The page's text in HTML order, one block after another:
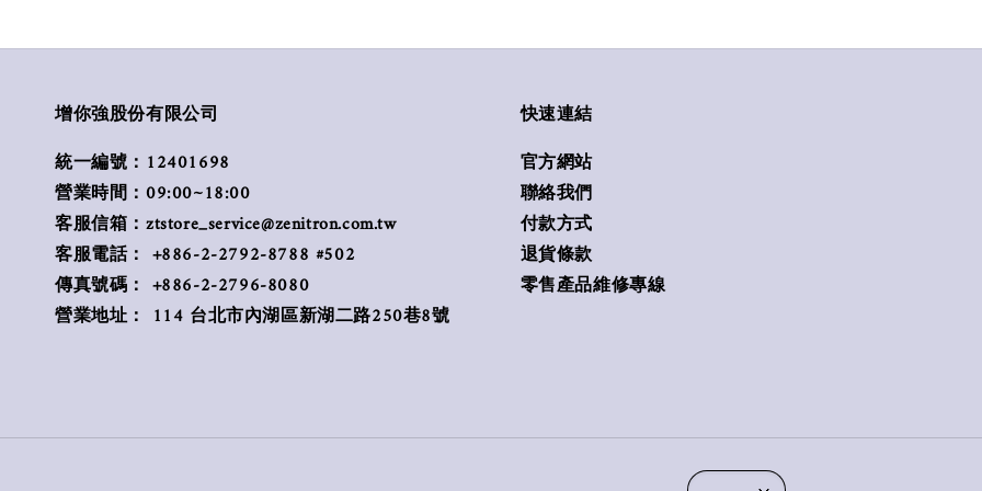
增你強股份有限公司
統一編號：12401698
營業時間：09:00~18:00
客服信箱：ztstore_service@zenitron.com.tw
客服電話： +886-2-2792-8788 #502
傳真號碼： +886-2-2796-8080
營業地址： 114 台北市內湖區新湖二路250巷8號
快速連結
官方網站
聯絡我們
付款方式
退貨條款
零售產品維修專線